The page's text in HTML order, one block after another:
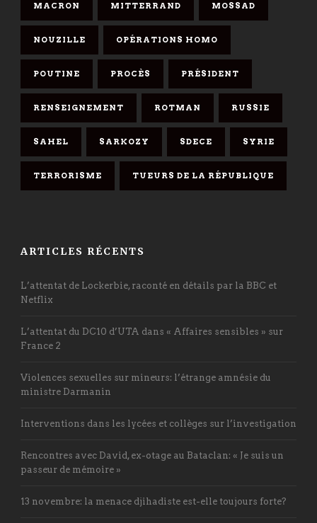
MACRON MITTERRAND MOSSAD
NOUZILLE OPÉRATIONS HOMO
POUTINE PROCÈS PRÉSIDENT
RENSEIGNEMENT ROTMAN RUSSIE
SAHEL SARKOZY SDECE SYRIE
TERRORISME TUEURS DE LA RÉPUBLIQUE
ARTICLES RÉCENTS
L’attentat de Lockerbie, raconté en détails par la BBC et
Netflix
L’attentat du DC10 d’UTA dans « Affaires sensibles » sur
France 2
Violences sexuelles sur mineurs: l’étrange amnésie du
ministre Darmanin
Interventions dans les lycées et collèges sur l’investigation
Rencontres avec David, ex-otage au Bataclan: « Je suis un
passeur de mémoire »
13 novembre: la menace djihadiste est-elle toujours forte?